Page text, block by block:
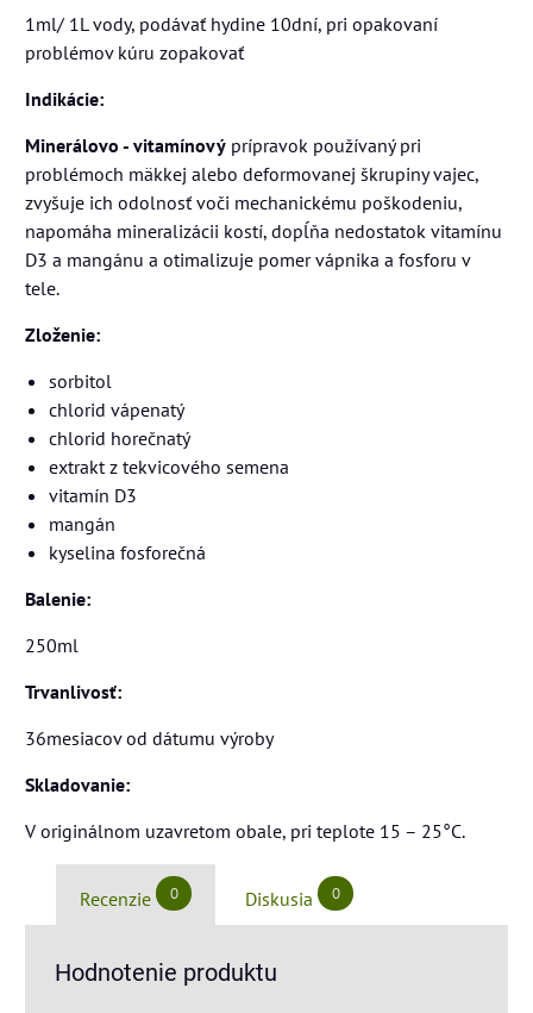
1ml/ 1L vody, podávať hydine 10dní, pri opakovaní
problémov kúru zopakovať
Indikácie:
Minerálovo - vitamínový prípravok používaný pri
problémoch mäkkej alebo deformovanej škrupiny vajec,
zvyšuje ich odolnosť voči mechanickému poškodeniu,
napomáha mineralizácii kostí, dopĺňa nedostatok vitamínu
D3 a mangánu a otimalizuje pomer vápnika a fosforu v
tele.
Zloženie:
sorbitol
chlorid vápenatý
chlorid horečnatý
extrakt z tekvicového semena
vitamín D3
mangán
kyselina fosforečná
Balenie:
250ml
Trvanlivosť:
36mesiacov od dátumu výroby
Skladovanie:
V originálnom uzavretom obale, pri teplote 15 – 25°C.
Recenzie 0 Diskusia 0
Hodnotenie produktu